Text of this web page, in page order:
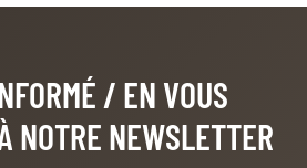
/ EN VOUS
NOTRE NEWSLETTER